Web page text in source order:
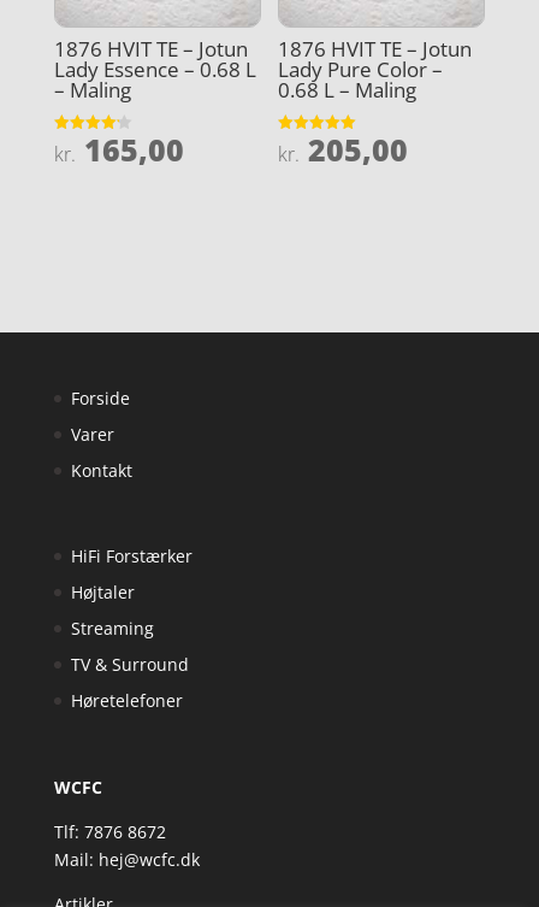
1876 HVIT TE – Jotun
Lady Essence – 0.68 L
– Maling
Vurderet
4.2
kr. 165,00
1876 HVIT TE – Jotun
Lady Pure Color –
0.68 L – Maling
Vurderet
5
kr. 205,00
Forside
Varer
Kontakt
HiFi Forstærker
Højtaler
Streaming
TV & Surround
Høretelefoner
WCFC
Tlf: 7876 8672
Mail: hej@wcfc.dk